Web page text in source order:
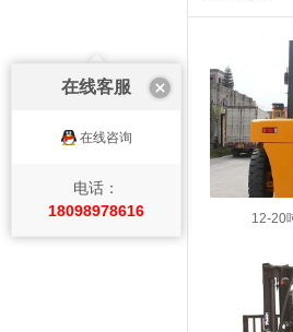
12-20
在线客服
在线咨询
电话：
18098978616